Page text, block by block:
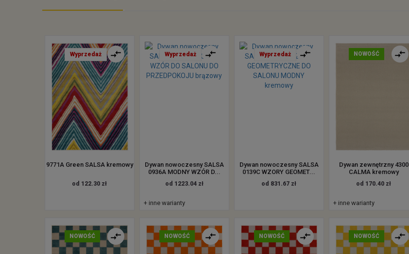
Wyprzedaż
9771A Green SALSA kremowy
od 122.30 zł
Wyprzedaż
Dywan nowoczesny SALSA
0936A MODNY WZÓR D...
od 1223.04 zł
+ inne warianty
Wyprzedaż
Dywan nowoczesny SALSA
0139C WZORY GEOMET...
od 831.67 zł
NOWOŚĆ
Dywan zewnętrzny 4300
CALMA kremowy
od 170.40 zł
+ inne warianty
NOWOŚĆ NOWOŚĆ NOWOŚĆ NOWOŚĆ